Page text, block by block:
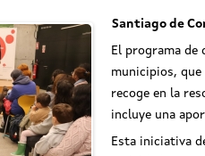
Santiago de
El programa de
municipios, que
recoge en la
incluye una
Esta iniciativa